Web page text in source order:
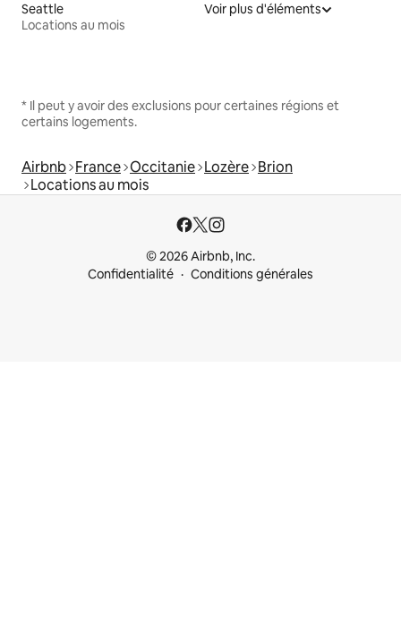
Seattle
Locations au mois
Voir plus d'éléments
* Il peut y avoir des exclusions pour certaines régions et
certains logements.
Airbnb France Occitanie Lozère Brion
Locations au mois
© 2026 Airbnb, Inc.
Confidentialité
Conditions générales